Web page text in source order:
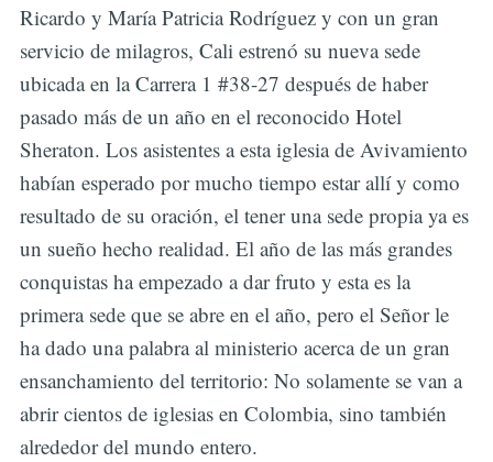
Ricardo y María Patricia Rodríguez y con un gran
servicio de milagros, Cali estrenó su nueva sede
ubicada en la Carrera 1 #38-27 después de haber
pasado más de un año en el reconocido Hotel
Sheraton. Los asistentes a esta iglesia de Avivamiento
habían esperado por mucho tiempo estar allí y como
resultado de su oración, el tener una sede propia ya es
un sueño hecho realidad. El año de las más grandes
conquistas ha empezado a dar fruto y esta es la
primera sede que se abre en el año, pero el Señor le
ha dado una palabra al ministerio acerca de un gran
ensanchamiento del territorio: No solamente se van a
abrir cientos de iglesias en Colombia, sino también
alrededor del mundo entero.